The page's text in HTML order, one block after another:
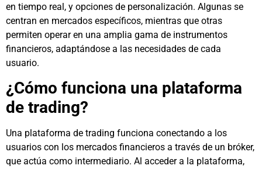
en tiempo real, y opciones de personalización. Algunas se
centran en mercados específicos, mientras que otras
permiten operar en una amplia gama de instrumentos
financieros, adaptándose a las necesidades de cada
usuario.
¿Cómo funciona una plataforma
de trading?
Una plataforma de trading funciona conectando a los
usuarios con los mercados financieros a través de un bróker,
que actúa como intermediario. Al acceder a la plataforma,